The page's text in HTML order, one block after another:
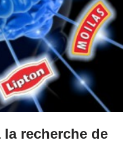
recherche de